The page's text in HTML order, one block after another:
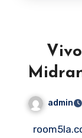
admin
room5la.com Vivo baru saja menghadirkan